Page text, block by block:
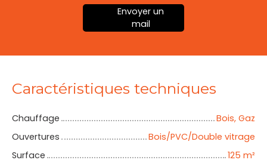
Envoyer un
mail
Caractéristiques techniques
Chauffage
Bois, Gaz
Ouvertures
Bois/PVC/Double vitrage
Surface
125 m²